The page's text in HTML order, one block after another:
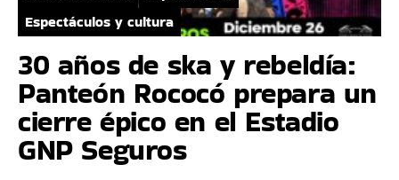
Espectáculos y cultura
30 años de ska y rebeldía:
Panteón Rococó prepara un
cierre épico en el Estadio
GNP Seguros